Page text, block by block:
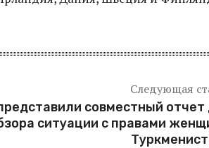
Следующая
совместный отчет
ситуации с правами